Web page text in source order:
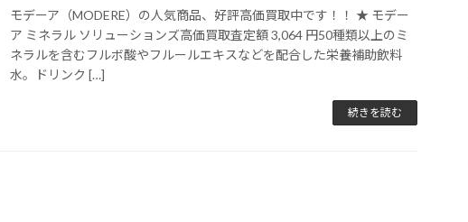
モデーア（MODERE）の人気商品、好評高価買取中です！！ ★ モデー
ア ミネラル ソリューションズ高価買取査定額 3,064 円50種類以上のミ
ネラルを含むフルボ酸やフルールエキスなどを配合した栄養補助飲料
水。ドリンク […]
続きを読む